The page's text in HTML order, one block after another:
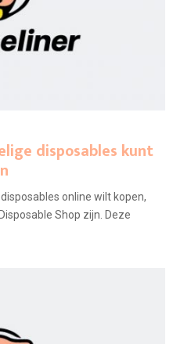
disposables kunt
online wilt kopen,
Shop zijn. Deze